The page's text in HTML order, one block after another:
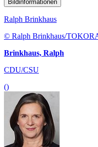
Bildinformationen
Ralph Brinkhaus
© Ralph Brinkhaus/
Brinkhaus, Ralph
CDU/CSU
()